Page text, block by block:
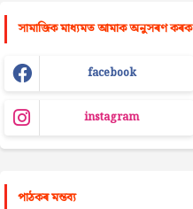
সামাজিক মাধ্যমত আমাক অনুসৰণ কৰক
facebook
instagram
পাঠকৰ মন্তব্য